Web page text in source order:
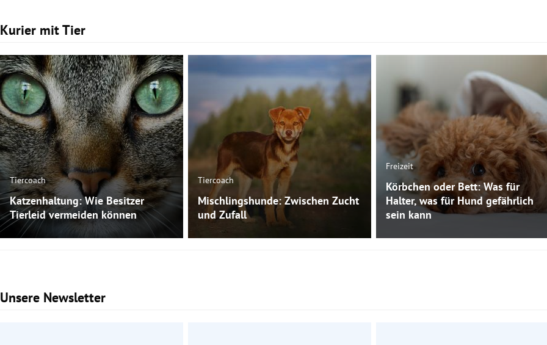
Kurier mit Tier
Slide 1 von 3
Tiercoach
Katzenhaltung: Wie Besitzer
Tierleid vermeiden können
Tiercoach
Mischlingshunde: Zwischen Zucht
und Zufall
Freizeit
Körbchen oder Bett: Was für
Halter, was für Hund gefährlich
sein kann
Unsere Newsletter
Slide 1 von 3